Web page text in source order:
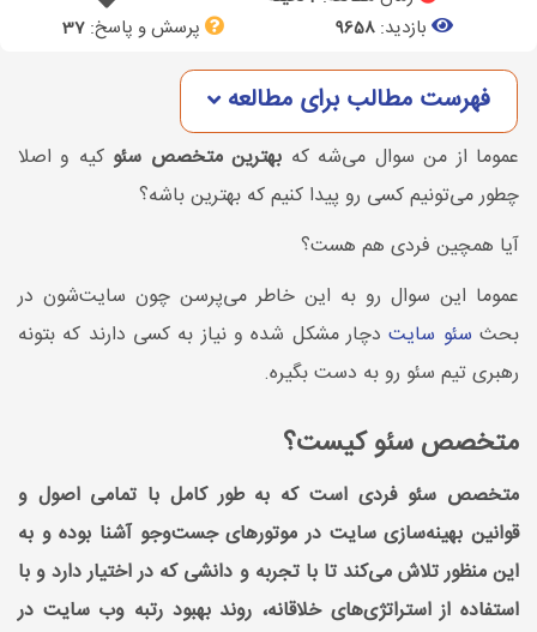
بازدید:9658 پرسش و پاسخ: 37
فهرست مطالب برای مطالعه
عموما از من سوال می‌شه که بهترین متخصص سئو کیه و اصلا
چطور می‌تونیم کسی رو پیدا کنیم که بهترین باشه؟
آیا همچین فردی هم هست؟
عموما این سوال رو به این خاطر می‌پرسن چون سایت‌شون در
بحث سئو سایتدچار مشکل شده و نیاز به کسی دارند که بتونه
رهبری تیم سئو رو به دست بگیره.
متخصص سئو کیست؟
متخصص سئو فردی است که به طور کامل با تمامی اصول و
قوانین بهینه‌سازی سایت در موتورهای جست‌وجو آشنا بوده و به
این منظور تلاش می‌کند تا با تجربه و دانشی که در اختیار دارد و با
استفاده از استراتژی‌های خلاقانه، روند بهبود رتبه وب سایت در